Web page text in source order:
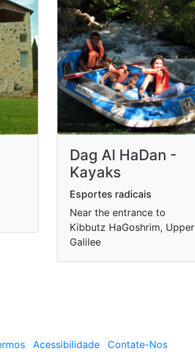
Dag Al HaDan -
Kayaks
Esportes radicais
Near the entrance to
Kibbutz HaGoshrim, Upper
Galilee
Acessibilidade Contate-Nos